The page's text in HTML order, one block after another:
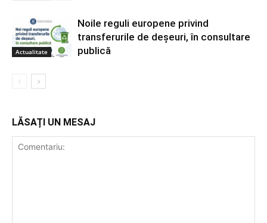
Actualitate
Noile reguli europene privind
transferurile de deșeuri, în consultare
publică
LĂSAȚI UN MESAJ